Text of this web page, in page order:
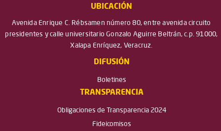
UBICACIÓN
Avenida Enrique C. Rébsamen número 80, entre avenida circuito
presidentes y calle universitario Gonzalo Aguirre Beltrán, c.p. 91000,
Xalapa Enríquez, Veracruz.
DIFUSIÓN
Boletines
TRANSPARENCIA
Obligaciones de Transparencia 2024
Fideicomisos